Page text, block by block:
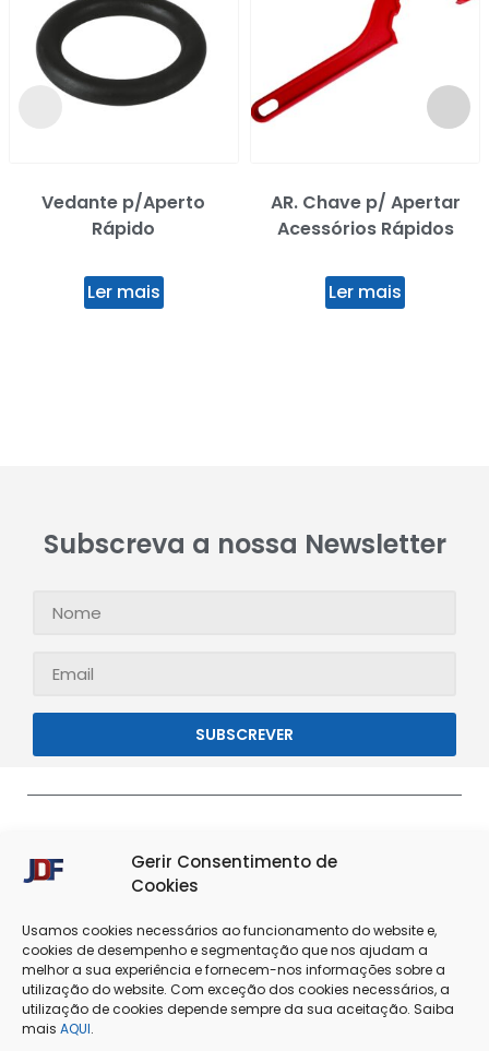
Gerir Consentimento de
Cookies
Usamos cookies necessários ao funcionamento do website e,
cookies de desempenho e segmentação que nos ajudam a
melhor a sua experiência e fornecem-nos informações sobre a
utilização do website. Com exceção dos cookies necessários, a
utilização de cookies depende sempre da sua aceitação. Saiba
mais AQUI.
Vedante p/Aperto
Rápido
Ler mais
AR. Chave p/ Apertar
Acessórios Rápidos
Ler mais
Subscreva a nossa Newsletter
SUBSCREVER
Termos & Condições
Política de Privacidade
Política de Cookies